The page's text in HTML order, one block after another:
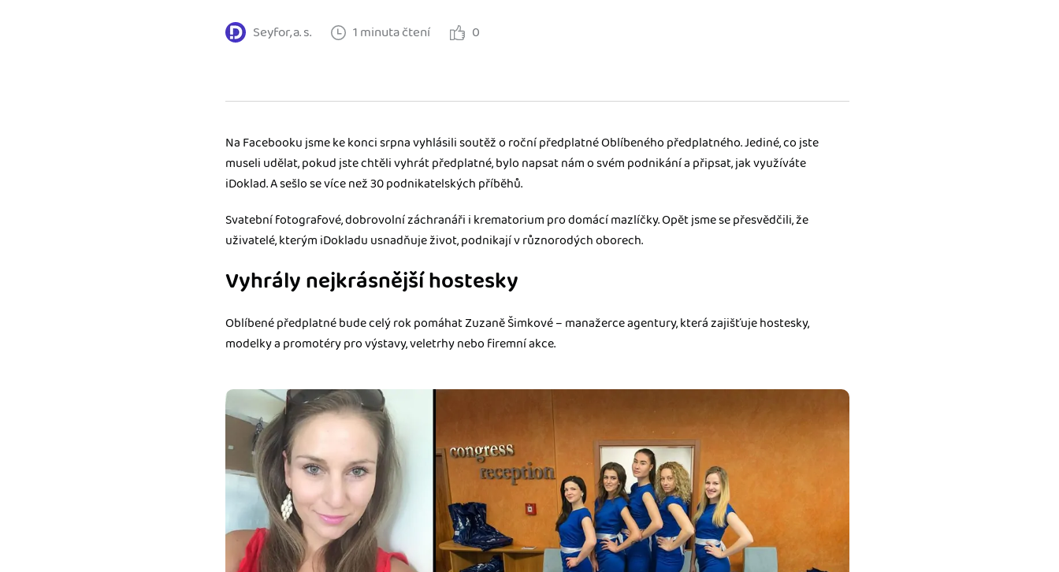
Výkazy pro úřady
Užívejte, že máte podklady pro finanční
Propojení na další systémy
propojení s e-shopem, bankou, CRM...
Seyfor, a. s. 1 minuta čtení 0
Na Facebooku jsme ke konci srpna vyhlásili soutěž o roční předplatné Oblíbeného předplatného. Jediné, co jste
museli udělat, pokud jste chtěli vyhrát předplatné, bylo napsat nám o svém podnikání a připsat, jak využíváte
iDoklad. A sešlo se více než 30 podnikatelských příběhů.
Svatební fotografové, dobrovolní záchranáři i krematorium pro domácí mazlíčky. Opět jsme se přesvědčili, že
uživatelé, kterým iDokladu usnadňuje život, podnikají v různorodých oborech.
Vyhrály nejkrásnější hostesky
Oblíbené předplatné bude celý rok pomáhat Zuzaně Šimkové – manažerce agentury, která zajišťuje hostesky,
modelky a promotéry pro výstavy, veletrhy nebo firemní akce.